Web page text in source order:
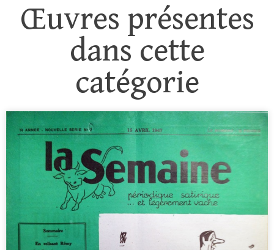
Œuvres présentes
dans cette
catégorie